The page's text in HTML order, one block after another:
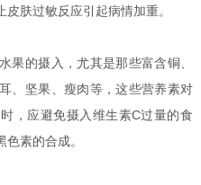
肤过敏反应引起病情加重。
的摄入，尤其是那些富含铜、
、坚果、瘦肉等，这些营养素对
，应避免摄入维生素C过量的食
素的合成。